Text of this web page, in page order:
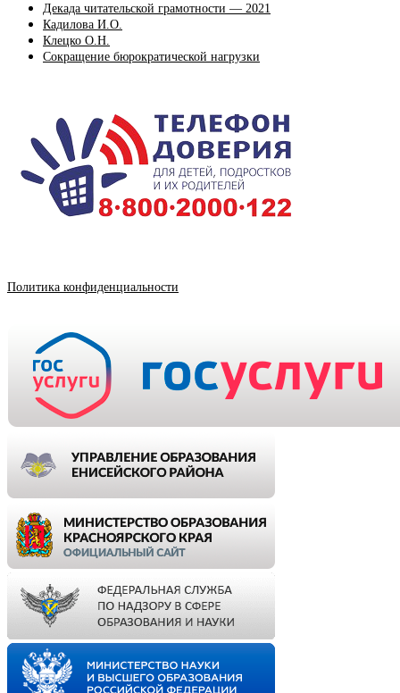
Декада читательской грамотности — 2021
Кадилова И.О.
Клецко О.Н.
Сокращение бюрократической нагрузки
Политика конфиденциальности